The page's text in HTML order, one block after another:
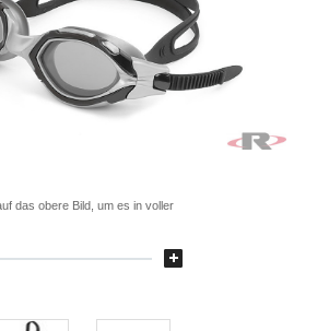
das obere Bild, um es in voller